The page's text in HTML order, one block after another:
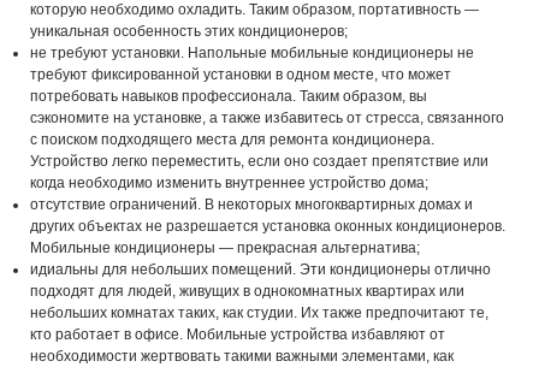
которую необходимо охладить. Таким образом, портативность —
уникальная особенность этих кондиционеров;
не требуют установки. Напольные мобильные кондиционеры не
требуют фиксированной установки в одном месте, что может
потребовать навыков профессионала. Таким образом, вы
сэкономите на установке, а также избавитесь от стресса, связанного
с поиском подходящего места для ремонта кондиционера.
Устройство легко переместить, если оно создает препятствие или
когда необходимо изменить внутреннее устройство дома;
отсутствие ограничений. В некоторых многоквартирных домах и
других объектах не разрешается установка оконных кондиционеров.
Мобильные кондиционеры — прекрасная альтернатива;
идиальны для небольших помещений. Эти кондиционеры отлично
подходят для людей, живущих в однокомнатных квартирах или
небольших комнатах таких, как студии. Их также предпочитают те,
кто работает в офисе. Мобильные устройства избавляют от
необходимости жертвовать такими важными элементами, как